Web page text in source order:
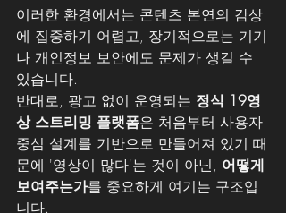
이러한 환경에서는 콘텐츠 본연의 감상
에 집중하기 어렵고, 장기적으로는 기기
나 개인정보 보안에도 문제가 생길 수
있습니다.
반대로, 광고 없이 운영되는 정식 19영
상 스트리밍 플랫폼은 처음부터 사용자
중심 설계를 기반으로 만들어져 있기 때
문에 '영상이 많다'는 것이 아닌, 어떻게
보여주는가를 중요하게 여기는 구조입
니다.